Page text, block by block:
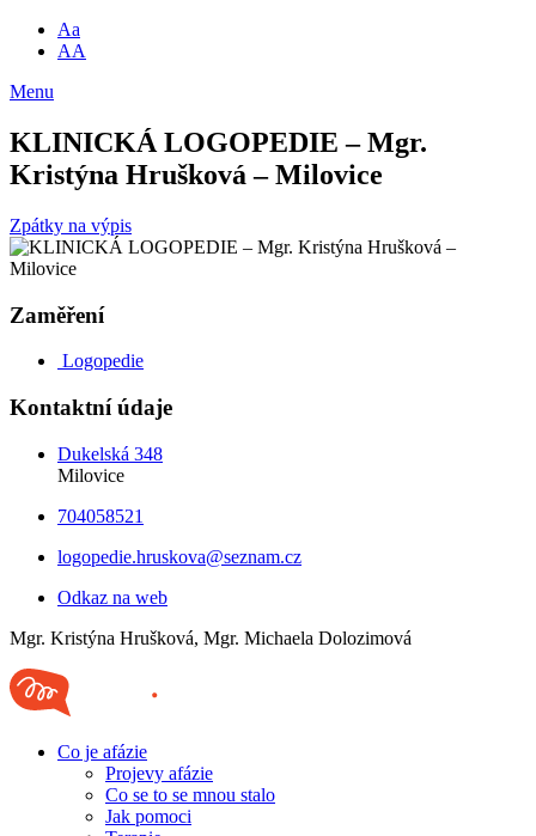
Aa
AA
Menu
KLINICKÁ LOGOPEDIE – Mgr.
Kristýna Hrušková – Milovice
Zpátky na výpis
Zaměření
Logopedie
Kontaktní údaje
Dukelská 348
Milovice
704058521
logopedie.hruskova@seznam.cz
Odkaz na web
Mgr. Kristýna Hrušková, Mgr. Michaela Dolozimová
Co je afázie
Projevy afázie
Co se to se mnou stalo
Jak pomoci